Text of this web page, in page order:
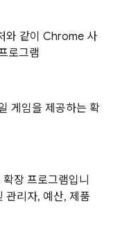
와 같이 Chrome 사
로그램
게임을 제공하는 확
장 프로그램입니
관리자, 예산, 제품